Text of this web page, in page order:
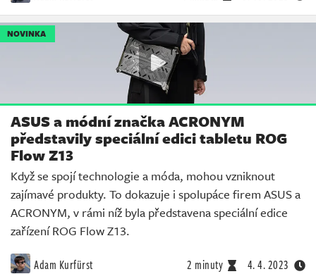
NOVINKA
ASUS a módní značka ACRONYM
představily speciální edici tabletu ROG
Flow Z13
Když se spojí technologie a móda, mohou vzniknout
zajímavé produkty. To dokazuje i spolupáce firem ASUS a
ACRONYM, v rámi níž byla představena speciální edice
zařízení ROG Flow Z13.
Adam Kurfürst 2 minuty 4. 4. 2023